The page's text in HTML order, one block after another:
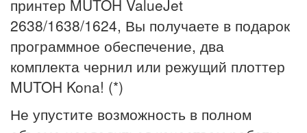
принтер MUTOH ValueJet
2638/1638/1624, Вы получаете в подарок
программное обеспечение, два
комплекта чернил или режущий плоттер
MUTOH Kona! (*)
Не упустите возможность в полном